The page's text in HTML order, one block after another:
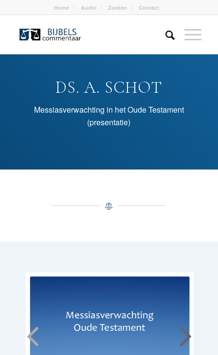
Home Audio Zoeken Contact
DS. A. SCHOT
Messiasverwachting in het Oude Testament
(presentatie)